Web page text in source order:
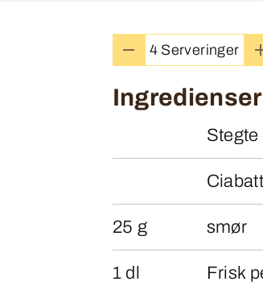
4 Serveringer
Ingredienser
25 g smør
1 dl Frisk